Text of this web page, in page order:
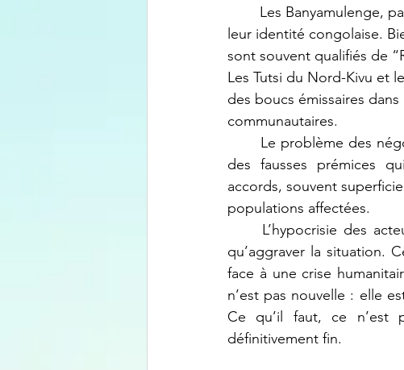
leur identité congolaise.
sont souvent qualifiés de
Les Tutsi du Nord-Kivu et
des boucs émissaires
communautaires.
des fausses prémices
accords, souvent
populations affectées.
qu’aggraver la situation.
face à une crise
n’est pas nouvelle : elle
Ce qu’il faut, ce n’est
définitivement fin.